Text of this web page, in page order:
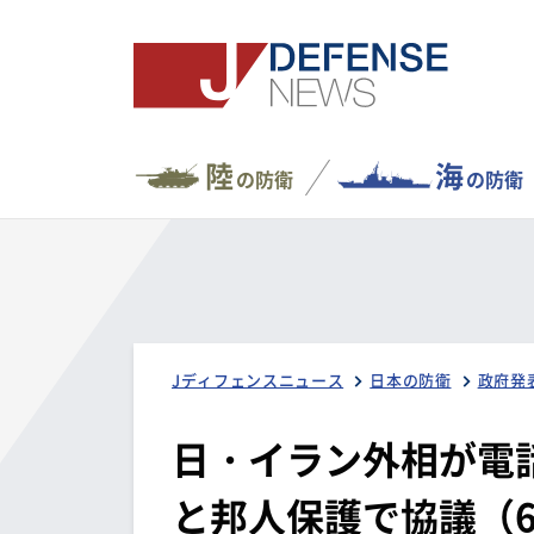
陸の防衛 海の防衛
Jディフェンスニュース 日本の防衛 政府発
日・イラン外相が
と邦人保護で協議